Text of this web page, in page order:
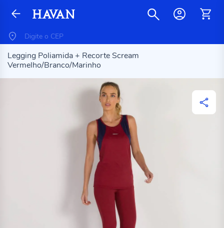
Legging Poliamida + Recorte Scream
Vermelho/Branco/Marinho